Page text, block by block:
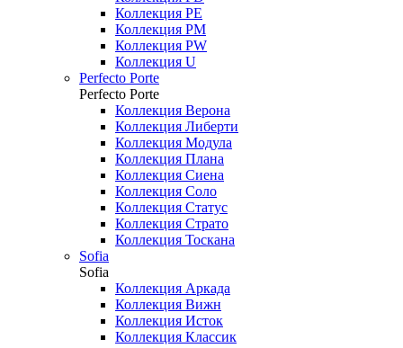
Коллекция PE
Коллекция PM
Коллекция PW
Коллекция U
Perfecto Porte
Perfecto Porte
Коллекция Верона
Коллекция Либерти
Коллекция Модула
Коллекция Плана
Коллекция Сиена
Коллекция Соло
Коллекция Статус
Коллекция Страто
Коллекция Тоскана
Sofia
Sofia
Коллекция Аркада
Коллекция Вижн
Коллекция Исток
Коллекция Классик